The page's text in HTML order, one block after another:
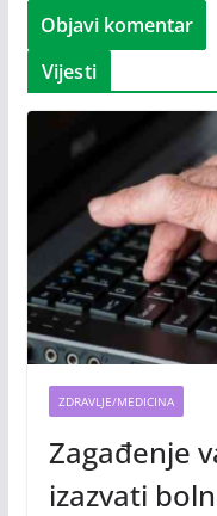
Vijesti
ZDRAVLJE/MEDICINA
Zagađenje
izazvati